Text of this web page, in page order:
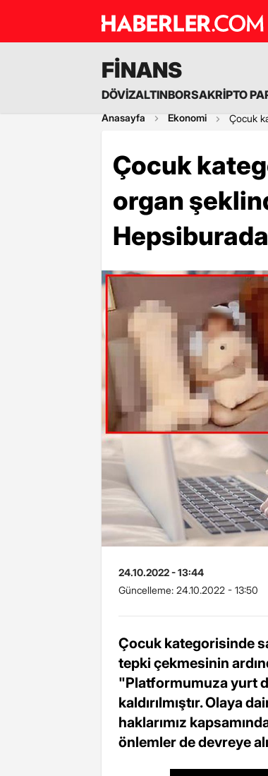
FİNANS
DÖVİZALTINBORSAKRİPTO
Anasayfa Ekonomi Çocuk
Çocuk
organ
24.10.2022 - 13:44
Güncelleme: 24.10.2022 - 13:50
Çocuk kategorisinde
tepki çekmesinin
"Platformumuza yurt
kaldırılmıştır. Olaya
haklarımız
önlemler de devreye